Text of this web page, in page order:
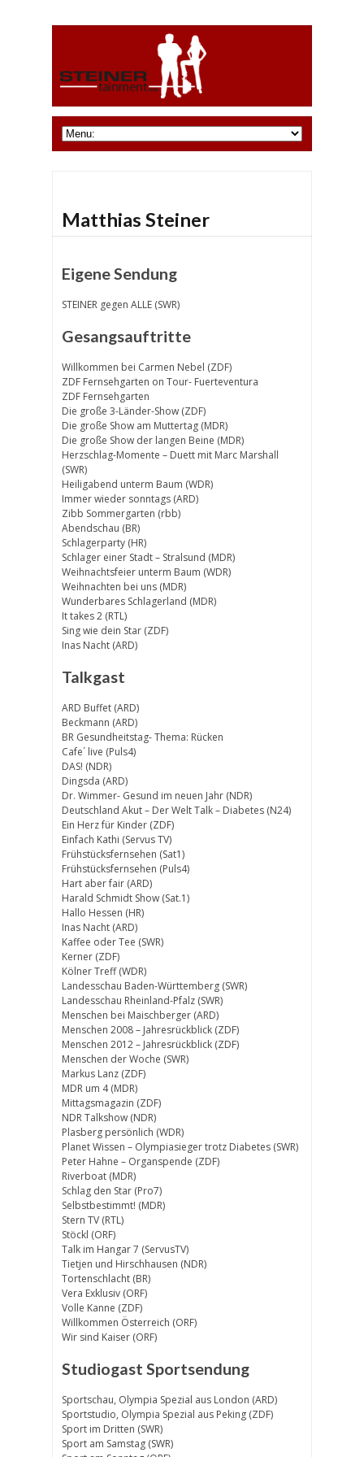
Matthias Steiner
Eigene Sendung
STEINER gegen ALLE (SWR)
Gesangsauftritte
Willkommen bei Carmen Nebel (ZDF)
ZDF Fernsehgarten on Tour- Fuerteventura
ZDF Fernsehgarten
Die große 3-Länder-Show (ZDF)
Die große Show am Muttertag (MDR)
Die große Show der langen Beine (MDR)
Herzschlag-Momente – Duett mit Marc Marshall
(SWR)
Heiligabend unterm Baum (WDR)
Immer wieder sonntags (ARD)
Zibb Sommergarten (rbb)
Abendschau (BR)
Schlagerparty (HR)
Schlager einer Stadt – Stralsund (MDR)
Weihnachtsfeier unterm Baum (WDR)
Weihnachten bei uns (MDR)
Wunderbares Schlagerland (MDR)
It takes 2 (RTL)
Sing wie dein Star (ZDF)
Inas Nacht (ARD)
Talkgast
ARD Buffet (ARD)
Beckmann (ARD)
BR Gesundheitstag- Thema: Rücken
Cafe´ live (Puls4)
DAS! (NDR)
Dingsda (ARD)
Dr. Wimmer- Gesund im neuen Jahr (NDR)
Deutschland Akut – Der Welt Talk – Diabetes (N24)
Ein Herz für Kinder (ZDF)
Einfach Kathi (Servus TV)
Frühstücksfernsehen (Sat1)
Frühstücksfernsehen (Puls4)
Hart aber fair (ARD)
Harald Schmidt Show (Sat.1)
Hallo Hessen (HR)
Inas Nacht (ARD)
Kaffee oder Tee (SWR)
Kerner (ZDF)
Kölner Treff (WDR)
Landesschau Baden-Württemberg (SWR)
Landesschau Rheinland-Pfalz (SWR)
Menschen bei Maischberger (ARD)
Menschen 2008 – Jahresrückblick (ZDF)
Menschen 2012 – Jahresrückblick (ZDF)
Menschen der Woche (SWR)
Markus Lanz (ZDF)
MDR um 4 (MDR)
Mittagsmagazin (ZDF)
NDR Talkshow (NDR)
Plasberg persönlich (WDR)
Planet Wissen – Olympiasieger trotz Diabetes (SWR)
Peter Hahne – Organspende (ZDF)
Riverboat (MDR)
Schlag den Star (Pro7)
Selbstbestimmt! (MDR)
Stern TV (RTL)
Stöckl (ORF)
Talk im Hangar 7 (ServusTV)
Tietjen und Hirschhausen (NDR)
Tortenschlacht (BR)
Vera Exklusiv (ORF)
Volle Kanne (ZDF)
Willkommen Österreich (ORF)
Wir sind Kaiser (ORF)
Studiogast Sportsendung
Sportschau, Olympia Spezial aus London (ARD)
Sportstudio, Olympia Spezial aus Peking (ZDF)
Sport im Dritten (SWR)
Sport am Samstag (SWR)